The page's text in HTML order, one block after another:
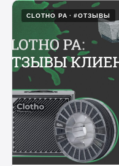
CLOTHO PA #ОТЗЫВЫ